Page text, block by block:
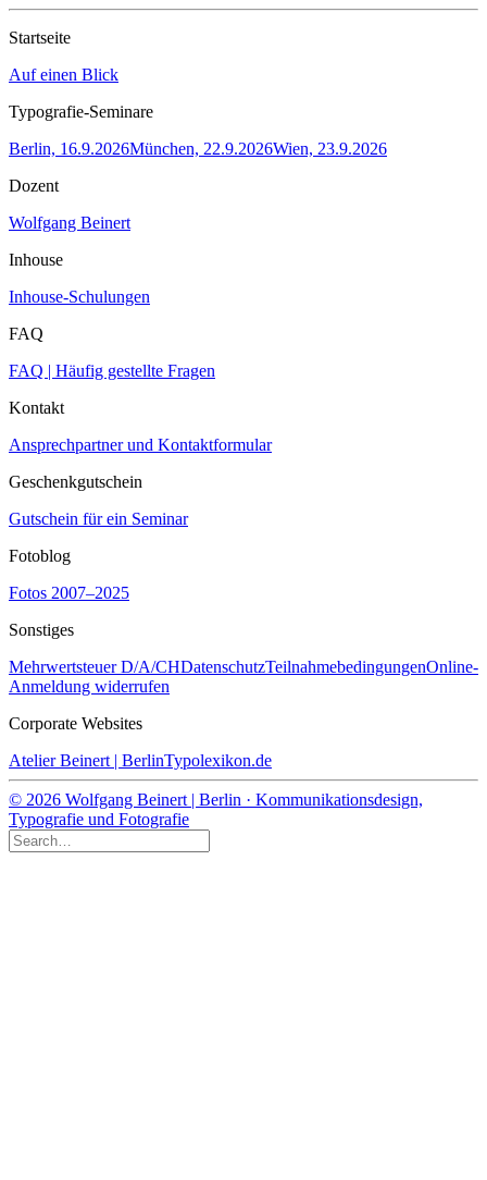
Startseite
Auf einen Blick
Typografie-Seminare
Berlin, 16.9.2026München, 22.9.2026Wien, 23.9.2026
Dozent
Wolfgang Beinert
Inhouse
Inhouse-Schulungen
FAQ
FAQ | Häufig gestellte Fragen
Kontakt
Ansprechpartner und Kontaktformular
Geschenkgutschein
Gutschein für ein Seminar
Fotoblog
Fotos 2007–2025
Sonstiges
Mehrwertsteuer D/A/CHDatenschutzTeilnahmebedingungenOnline-
Anmeldung widerrufen
Corporate Websites
Atelier Beinert | BerlinTypolexikon.de
© 2026 Wolfgang Beinert | Berlin · Kommunikationsdesign,
Typografie und Fotografie